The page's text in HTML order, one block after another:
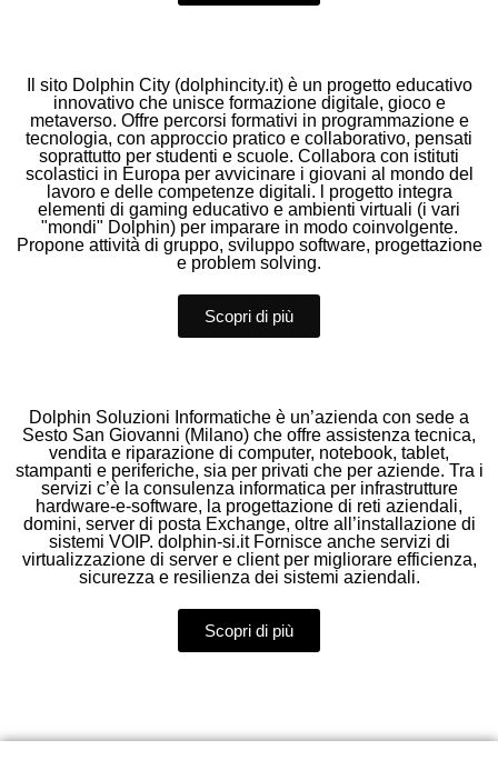
Il sito Dolphin City (dolphincity.it) è un progetto educativo
innovativo che unisce formazione digitale, gioco e
metaverso. Offre percorsi formativi in programmazione e
tecnologia, con approccio pratico e collaborativo, pensati
soprattutto per studenti e scuole. Collabora con istituti
scolastici in Europa per avvicinare i giovani al mondo del
lavoro e delle competenze digitali. l progetto integra
elementi di gaming educativo e ambienti virtuali (i vari
"mondi" Dolphin) per imparare in modo coinvolgente.
Propone attività di gruppo, sviluppo software, progettazione
e problem solving.
Scopri di più
Dolphin Soluzioni Informatiche è un’azienda con sede a
Sesto San Giovanni (Milano) che offre assistenza tecnica,
vendita e riparazione di computer, notebook, tablet,
stampanti e periferiche, sia per privati che per aziende. Tra i
servizi c’è la consulenza informatica per infrastrutture
hardware‑e‑software, la progettazione di reti aziendali,
domini, server di posta Exchange, oltre all’installazione di
sistemi VOIP. dolphin-si.it Fornisce anche servizi di
virtualizzazione di server e client per migliorare efficienza,
sicurezza e resilienza dei sistemi aziendali.
Scopri di più